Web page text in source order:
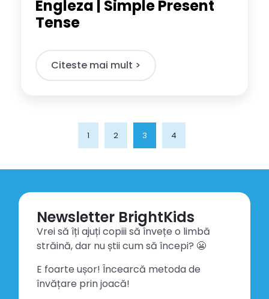
Engleza | Simple Present
Tense
Citeste mai mult >​
1 2 3 4
Newsletter BrightKids
Vrei să îți ajuți copiii să învețe o limbă
străină, dar nu știi cum să începi? 😬
E foarte ușor! Încearcă metoda de
învățare prin joacă!